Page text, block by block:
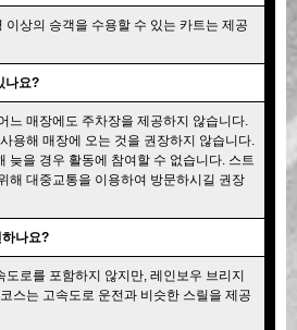
이상의 승객을 수용할 수 있는 카트는 제공
나요?
느 매장에도 주차장을 제공하지 않습니다.
용해 매장에 오는 것을 권장하지 않습니다.
늦을 경우 활동에 참여할 수 없습니다. 스트
해 대중교통을 이용하여 방문하시길 권장
하나요?
도로를 포함하지 않지만, 레인보우 브리지
스는 고속도로 운전과 비슷한 스릴을 제공